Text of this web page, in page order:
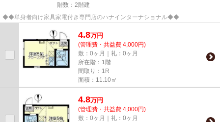
階数：2階建
◆◆単身者向け家具家電付き専門店のハナインターナショナル◆◆
4.8万円
(管理費・共益費 4,000円)
敷：0ヶ月｜礼：0ヶ月
所在階：1階
間取り：1R
面積：11.10㎡
4.8万円
(管理費・共益費 4,000円)
敷：0ヶ月｜礼：0ヶ月